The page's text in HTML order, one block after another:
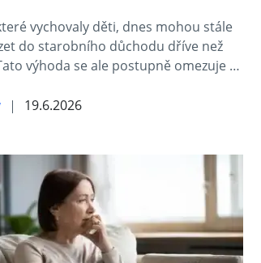
vychovaly děti, dnes mohou stále
do starobního důchodu dříve než
výhoda se ale postupně omezuje …
19.6.2026